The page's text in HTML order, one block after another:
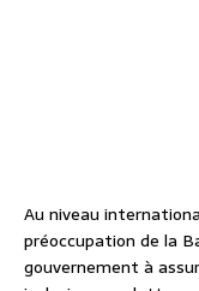
Au niveau
préoccupation de la
gouvernement à